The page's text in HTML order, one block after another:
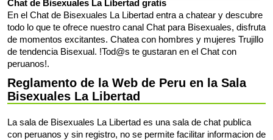
Chat de Bisexuales La Libertad gratis
En el Chat de Bisexuales La Libertad entra a chatear y descubre
todo lo que te ofrece nuestro canal Chat para Bisexuales, disfruta
de momentos excitantes. Chatea con hombres y mujeres Trujillo
de tendencia Bisexual. !Tod@s te gustaran en el Chat con
peruanos!.
Reglamento de la Web de Peru en la Sala
Bisexuales La Libertad
La sala de Bisexuales La Libertad es una sala de chat publica
con peruanos y sin registro, no se permite facilitar informacion de